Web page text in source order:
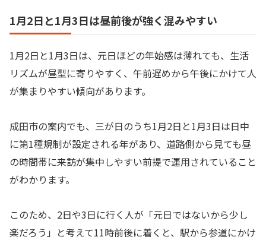
1月2日と1月3日は昼前後が強く混みやすい
1月2日と1月3日は、元日ほどの年始感は薄れても、生活
リズムが昼型に寄りやすく、午前遅めから午後にかけて人
が集まりやすい傾向があります。
成田市の案内でも、三が日のうち1月2日と1月3日は日中
に第1種規制が設定される年があり、道路側から見ても昼
の時間帯に来訪が集中しやすい前提で運用されていること
がわかります。
このため、2日や3日に行く人が「元日ではないから少し
楽だろう」と考えて11時前後に着くと、駅から参道にかけ